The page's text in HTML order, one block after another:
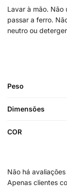
Lavar à mão. Não
passar a ferro.
neutro ou
Peso
Dimensões
COR
Não há
Apenas clientes